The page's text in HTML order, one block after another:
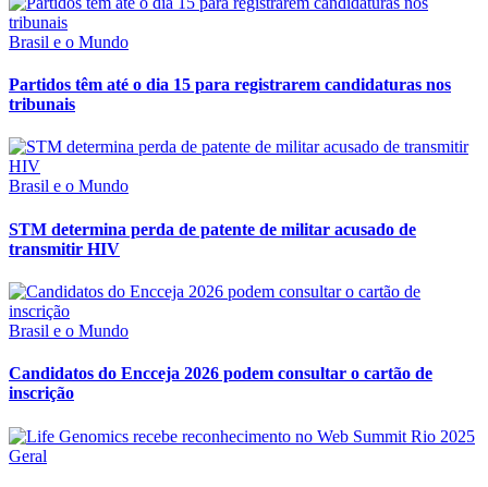
Brasil e o Mundo
Partidos têm até o dia 15 para registrarem candidaturas nos
tribunais
Brasil e o Mundo
STM determina perda de patente de militar acusado de
transmitir HIV
Brasil e o Mundo
Candidatos do Encceja 2026 podem consultar o cartão de
inscrição
Geral